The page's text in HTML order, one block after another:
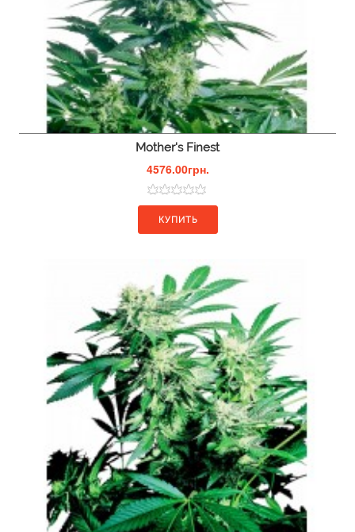
Mother's Finest
4576.00грн.
КУПИТЬ